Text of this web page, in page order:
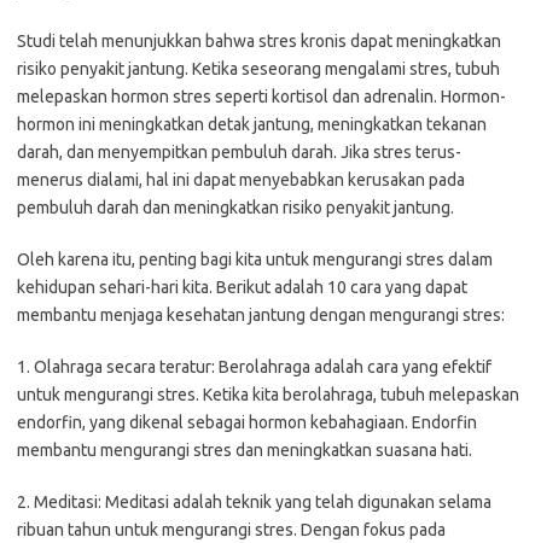
Studi telah menunjukkan bahwa stres kronis dapat meningkatkan
risiko penyakit jantung. Ketika seseorang mengalami stres, tubuh
melepaskan hormon stres seperti kortisol dan adrenalin. Hormon-
hormon ini meningkatkan detak jantung, meningkatkan tekanan
darah, dan menyempitkan pembuluh darah. Jika stres terus-
menerus dialami, hal ini dapat menyebabkan kerusakan pada
pembuluh darah dan meningkatkan risiko penyakit jantung.
Oleh karena itu, penting bagi kita untuk mengurangi stres dalam
kehidupan sehari-hari kita. Berikut adalah 10 cara yang dapat
membantu menjaga kesehatan jantung dengan mengurangi stres:
1. Olahraga secara teratur: Berolahraga adalah cara yang efektif
untuk mengurangi stres. Ketika kita berolahraga, tubuh melepaskan
endorfin, yang dikenal sebagai hormon kebahagiaan. Endorfin
membantu mengurangi stres dan meningkatkan suasana hati.
2. Meditasi: Meditasi adalah teknik yang telah digunakan selama
ribuan tahun untuk mengurangi stres. Dengan fokus pada